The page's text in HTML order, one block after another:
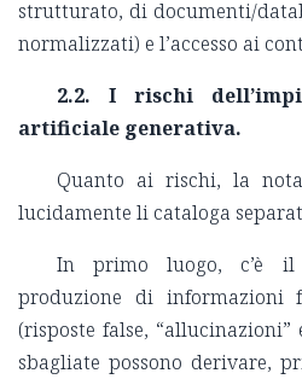
strutturato, di documenti/
normalizzati) e l’accesso ai
2.2. I rischi
artificiale generativa.
Quanto ai rischi, la
lucidamente li cataloga
In primo luogo, c’è il
produzione di informazioni
(risposte false,
sbagliate possono derivare,